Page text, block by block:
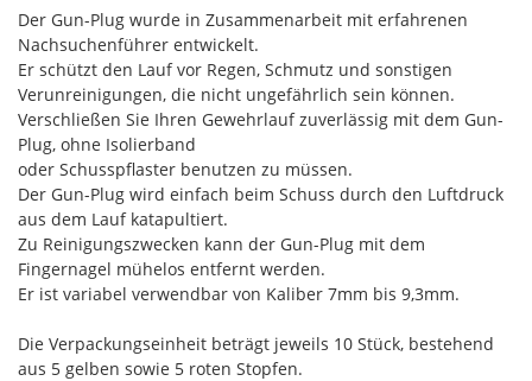
Der Gun-Plug wurde in Zusammenarbeit mit erfahrenen
Nachsuchenführer entwickelt.
Er schützt den Lauf vor Regen, Schmutz und sonstigen
Verunreinigungen, die nicht ungefährlich sein können.
Verschließen Sie Ihren Gewehrlauf zuverlässig mit dem Gun-
Plug, ohne Isolierband
oder Schusspflaster benutzen zu müssen.
Der Gun-Plug wird einfach beim Schuss durch den Luftdruck
aus dem Lauf katapultiert.
Zu Reinigungszwecken kann der Gun-Plug mit dem
Fingernagel mühelos entfernt werden.
Er ist variabel verwendbar von Kaliber 7mm bis 9,3mm.
Die Verpackungseinheit beträgt jeweils 10 Stück, bestehend
aus 5 gelben sowie 5 roten Stopfen.